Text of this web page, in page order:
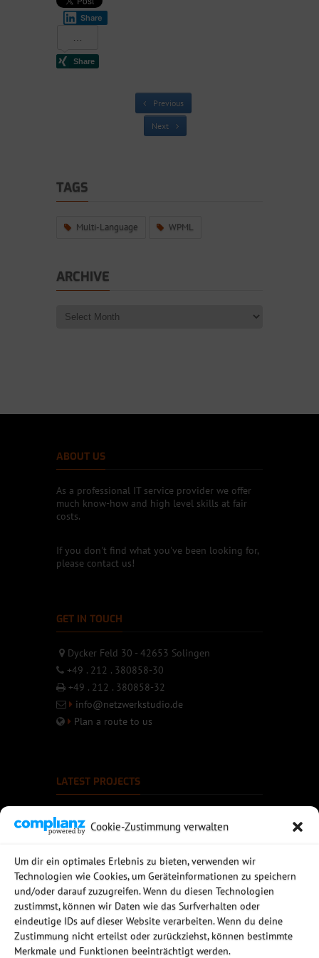
Cookie-Zustimmung verwalten
Um dir ein optimales Erlebnis zu bieten, verwenden wir
Technologien wie Cookies, um Geräteinformationen zu speichern
und/oder darauf zuzugreifen. Wenn du diesen Technologien
zustimmst, können wir Daten wie das Surfverhalten oder
eindeutige IDs auf dieser Website verarbeiten. Wenn du deine
Zustimmung nicht erteilst oder zurückziehst, können bestimmte
Merkmale und Funktionen beeinträchtigt werden.
Share
Previous
Next
TAGS
Multi-Language WPML
ARCHIVE
ABOUT US
As a professional IT service provider we offer
much know-how and high level skills at fair
costs.
If you don't find what you've been looking for,
please contact us!
GET IN TOUCH
Dycker Feld 30 - 42653 Solingen
+49 . 212 . 380858-30
+49 . 212 . 380858-32
info@netzwerkstudio.de
Plan a route to us
LATEST PROJECTS